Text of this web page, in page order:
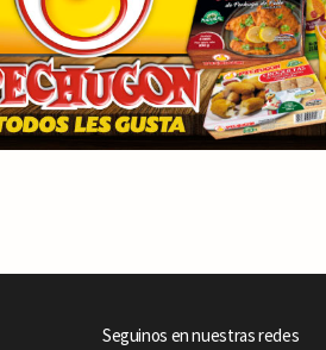
Seguinos en nuestras redes